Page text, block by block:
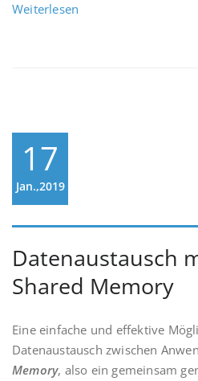
Weiterlesen
17
Jan.,2019
Datenaustausch
Shared Memory
Eine einfache und effektive
Datenaustausch zwischen
Memory, also ein gemeinsam